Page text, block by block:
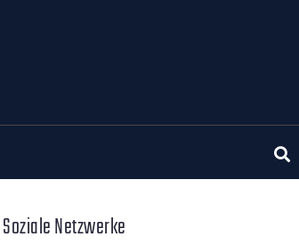
Soziale Netzwerke